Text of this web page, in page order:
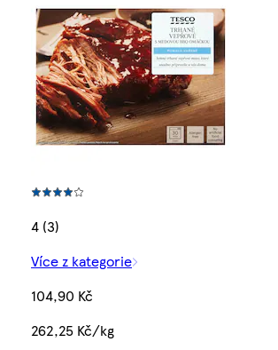
4 (3)
Více z kategorie
104,90 Kč
262,25 Kč/kg